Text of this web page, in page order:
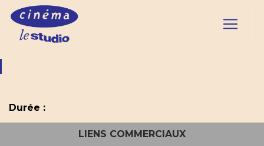
Durée :
LIENS COMMERCIAUX